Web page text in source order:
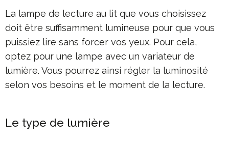
La lampe de lecture au lit que vous choisissez
doit être suffisamment lumineuse pour que vous
puissiez lire sans forcer vos yeux. Pour cela,
optez pour une lampe avec un variateur de
lumière. Vous pourrez ainsi régler la luminosité
selon vos besoins et le moment de la lecture.
Le type de lumière